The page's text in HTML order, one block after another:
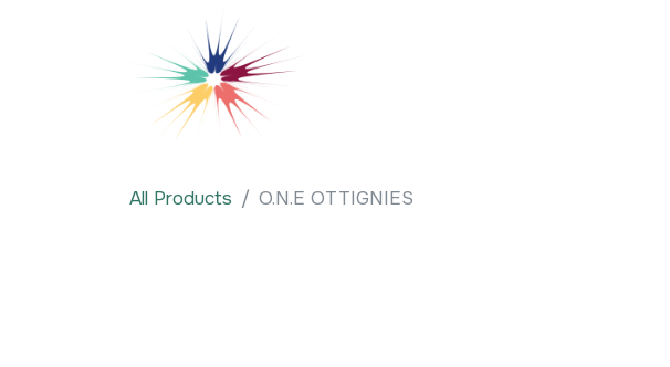
All Products O.N.E OTTIGNIES